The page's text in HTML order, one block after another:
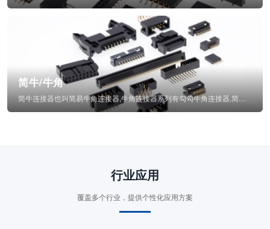
简牛/牛角
行业应用
覆盖多个行业，提供个性化应用方案